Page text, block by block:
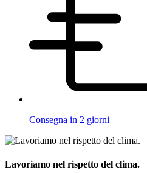
Consegna in 2 giorni
Lavoriamo nel rispetto del clima.